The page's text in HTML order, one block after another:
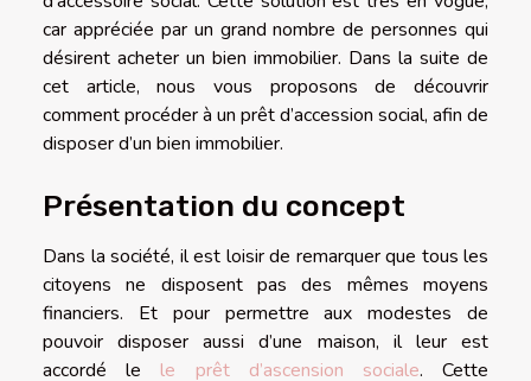
car appréciée par un grand nombre de personnes qui
désirent acheter un bien immobilier. Dans la suite de
cet article, nous vous proposons de découvrir
comment procéder à un prêt d’accession social, afin de
disposer d’un bien immobilier.
Présentation du concept
Dans la société, il est loisir de remarquer que tous les
citoyens ne disposent pas des mêmes moyens
financiers. Et pour permettre aux modestes de
pouvoir disposer aussi d’une maison, il leur est
accordé le le prêt d’ascension sociale. Cette